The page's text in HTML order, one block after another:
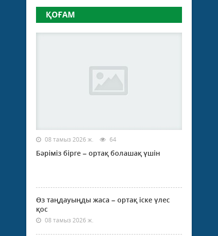
ҚОҒАМ
08 тамыз 2026 ж. 64
Бәріміз бірге – ортақ болашақ үшін
Өз таңдауыңды жаса – ортақ іске үлес
қос
08 тамыз 2026 ж.